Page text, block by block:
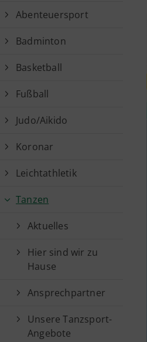
Abenteuersport
Badminton
Basketball
Fußball
Judo/Aikido
Koronar
Leichtathletik
Tanzen
Aktuelles
Hier sind wir zu
Hause
Ansprechpartner
Unsere Tanzsport-
Angebote
Kurzlinks
Sportsuche
Sparten
Fußball